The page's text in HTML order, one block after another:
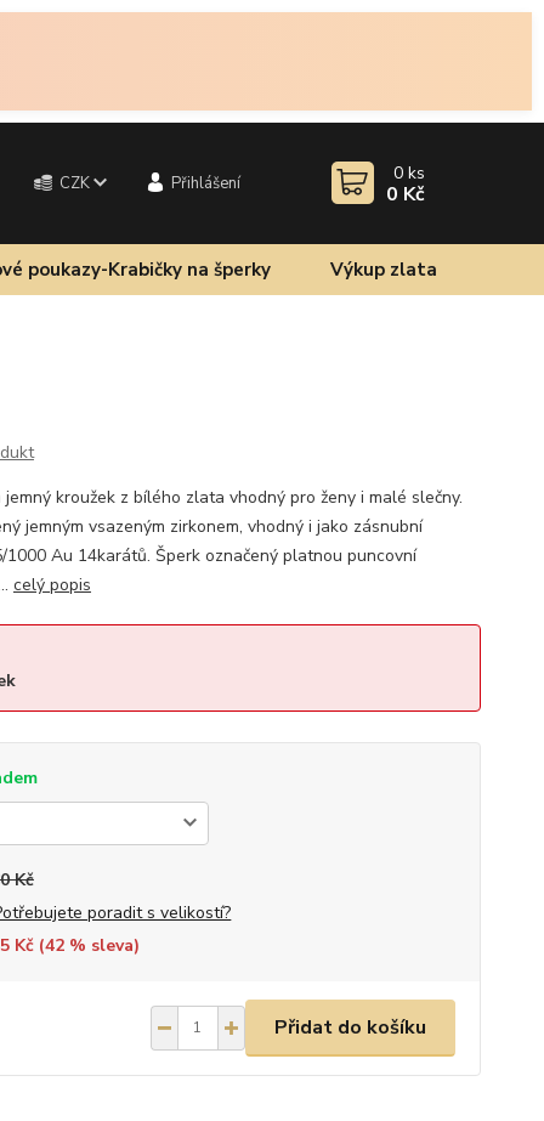
CZK Přihlášení 0 ks
0 Kč
poukazy-Krabičky na šperky Výkup zlata
kroužek z bílého zlata vhodný pro ženy i malé slečny.
jemným vsazeným zirkonem, vhodný i jako zásnubní
Au 14karátů. Šperk označený platnou puncovní
celý popis
Kč
poradit s velikostí?
Kč (42% sleva)
Přidat do košíku